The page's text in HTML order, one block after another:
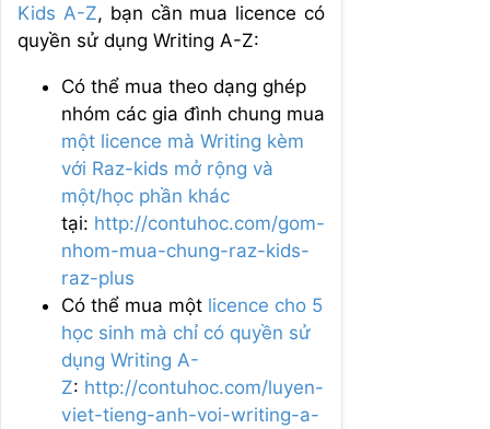
Kids A-Z, bạn cần mua licence có
quyền sử dụng Writing A-Z:
Có thể mua theo dạng ghép
nhóm các gia đình chung mua
một licence mà Writing kèm
với Raz-kids mở rộng và
một/học phần khác
tại: http://contuhoc.com/gom-
nhom-mua-chung-raz-kids-
raz-plus
Có thể mua một licence cho 5
học sinh mà chỉ có quyền sử
dụng Writing A-
Z: http://contuhoc.com/luyen-
viet-tieng-anh-voi-writing-a-